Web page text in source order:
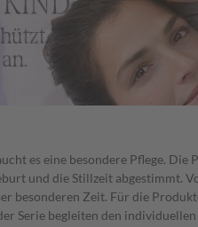
es eine besondere Pflege.
und die Stillzeit abgestimmt.
besonderen Zeit. Für die
Serie begleiten den